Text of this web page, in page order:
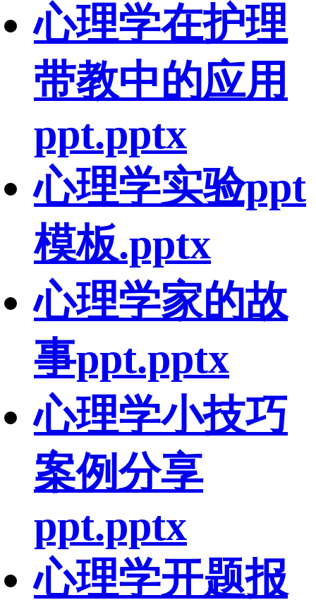
心理学在护理
带教中的应用
ppt.pptx
心理学实验ppt
模板.pptx
心理学家的故
事ppt.pptx
心理学小技巧
案例分享
ppt.pptx
心理学开题报